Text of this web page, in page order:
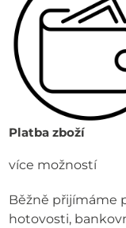
Platba zboží
více možností
Běžně přijímáme
hotovosti,